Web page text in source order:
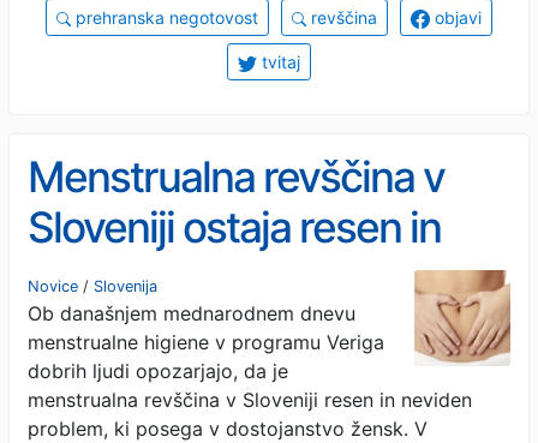
prehranska negotovost revščina objavi
tvitaj
Menstrualna revščina v
Sloveniji ostaja resen in
neviden problem
Novice / Slovenija
Ob današnjem mednarodnem dnevu
menstrualne higiene v programu Veriga
dobrih ljudi opozarjajo, da je
menstrualna revščina v Sloveniji resen in neviden
problem, ki posega v dostojanstvo žensk. V